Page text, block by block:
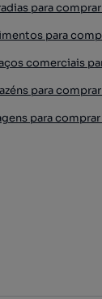
para
para
comerciais
para
para